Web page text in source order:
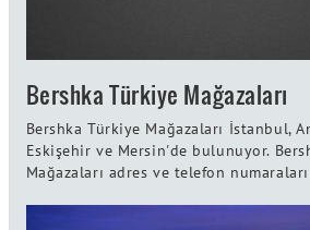
Bershka Türkiye Mağazaları
Bershka Türkiye Mağazaları İstanbul,
Eskişehir ve Mersin'de bulunuyor.
Mağazaları adres ve telefon